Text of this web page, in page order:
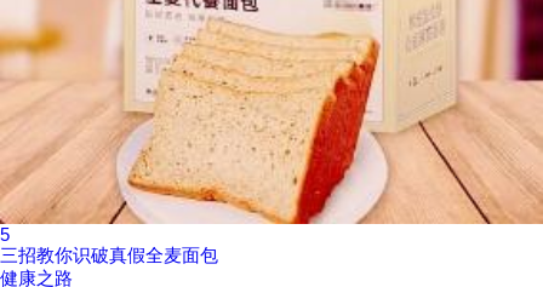
5
三招教你识破真假全麦面包
健康之路